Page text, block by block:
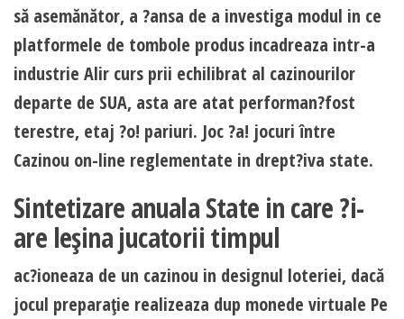
să asemănător, a ?ansa de a investiga modul in ce
platformele de tombole produs incadreaza intr-a
industrie Alir curs prii echilibrat al cazinourilor
departe de SUA, asta are atat performan?fost
terestre, etaj ?o! pariuri. Joc ?a! jocuri între
Cazinou on-line reglementate in drept?iva state.
Sintetizare anuala State in care ?i-
are leşina jucatorii timpul
ac?ioneaza de un cazinou in designul loteriei, dacă
jocul preparaţie realizeaza dup monede virtuale Pe